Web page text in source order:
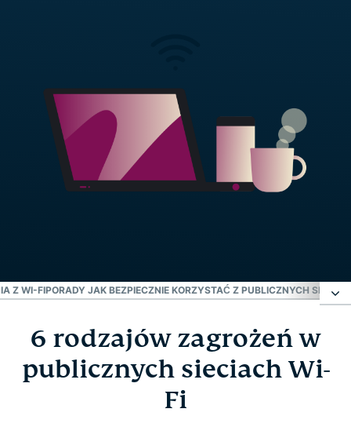
Z WI-FIPORADY JAK BEZPIECZNIE KORZYSTAĆ Z PUBLICZNYCH SIECI
6 rodzajów zagrożeń w publicznych sieciach Wi-
Jak VPN zapobiega atakom hakerskim przez Wi-Fi
6 rodzajów zagrożeń w
publicznych sieciach Wi-
Fi